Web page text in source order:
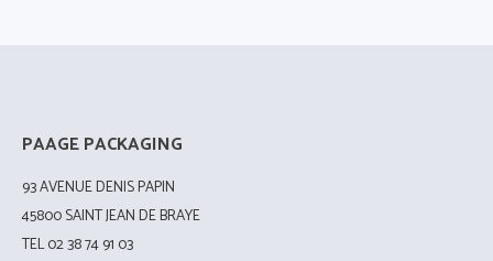
PAAGE PACKAGING
93 AVENUE DENIS PAPIN
45800 SAINT JEAN DE BRAYE
TEL 02 38 74 91 03